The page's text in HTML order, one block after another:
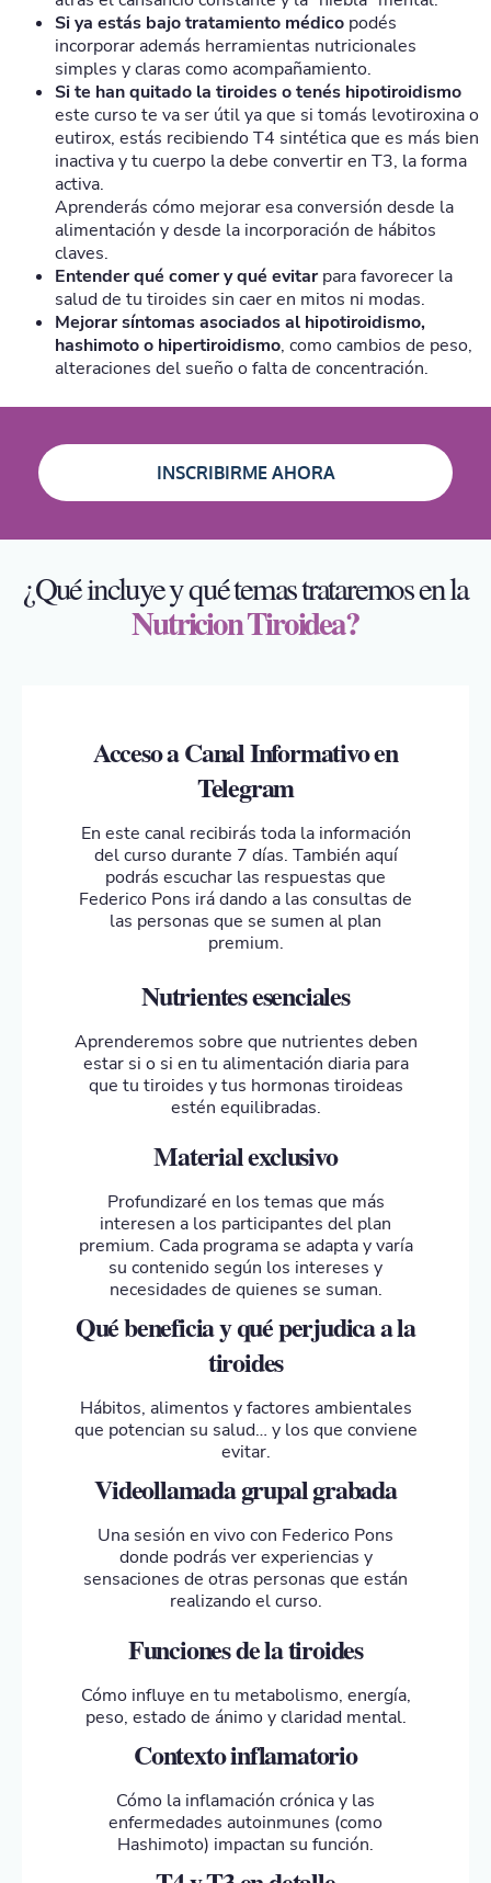
Si ya estás bajo tratamiento médico podés
incorporar además herramientas nutricionales
simples y claras como acompañamiento.
Si te han quitado la tiroides o tenés hipotiroidismo
este curso te va ser útil ya que si tomás levotiroxina o
eutirox, estás recibiendo T4 sintética que es más bien
inactiva y tu cuerpo la debe convertir en T3, la forma
activa.
Aprenderás cómo mejorar esa conversión desde la
alimentación y desde la incorporación de hábitos
claves.
Entender qué comer y qué evitarpara favorecer la
salud de tu tiroides sin caer en mitos ni modas.
Mejorar síntomas asociados al hipotiroidismo,
hashimoto o hipertiroidismo, como cambios de peso,
alteraciones del sueño o falta de concentración.
INSCRIBIRME AHORA
¿Qué incluye y qué temas trataremos en la
Nutricion Tiroidea?
Acceso a Canal Informativo en
Telegram
En este canal recibirás toda la información
del curso durante 7 días. También aquí
podrás escuchar las respuestas que
Federico Pons irá dando a las consultas de
las personas que se sumen al plan
premium.
Nutrientes esenciales
Aprenderemos sobre que nutrientes deben
estar si o si en tu alimentación diaria para
que tu tiroides y tus hormonas tiroideas
estén equilibradas.
Material exclusivo
Profundizaré en los temas que más
interesen a los participantes del plan
premium. Cada programa se adapta y varía
su contenido según los intereses y
necesidades de quienes se suman.
Qué beneficia y qué perjudica a la
tiroides
Hábitos, alimentos y factores ambientales
que potencian su salud… y los que conviene
evitar.
Videollamada grupal grabada
Una sesión en vivo con Federico Pons
donde podrás ver experiencias y
sensaciones de otras personas que están
realizando el curso.
Funciones de la tiroides
Cómo influye en tu metabolismo, energía,
peso, estado de ánimo y claridad mental.
Contexto inflamatorio
Cómo la inflamación crónica y las
enfermedades autoinmunes (como
Hashimoto) impactan su función.